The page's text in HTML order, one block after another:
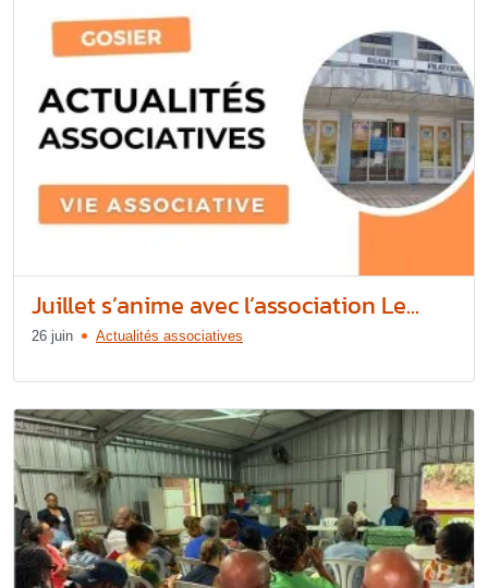
Juillet s’anime avec l’association Le...
26 juin Actualités associatives